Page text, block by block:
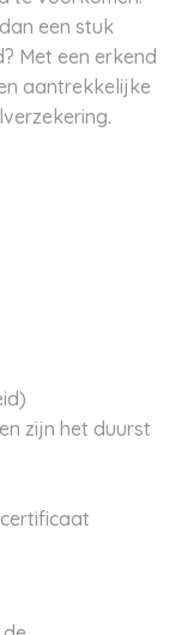
een stuk
Met een erkend
aantrekkelijke
zijn het duurst